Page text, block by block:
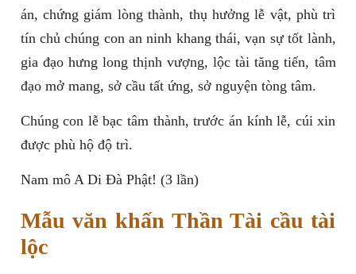
án, chứng giám lòng thành, thụ hưởng lễ vật, phù trì
tín chủ chúng con an ninh khang thái, vạn sự tốt lành,
gia đạo hưng long thịnh vượng, lộc tài tăng tiến, tâm
đạo mở mang, sở cầu tất ứng, sở nguyện tòng tâm.
Chúng con lễ bạc tâm thành, trước án kính lễ, cúi xin
được phù hộ độ trì.
Nam mô A Di Đà Phật! (3 lần)
Mẫu văn khấn Thần Tài cầu tài
lộc